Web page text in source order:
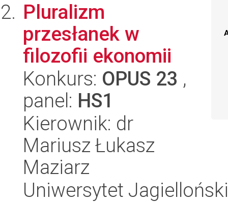
Pluralizm
przesłanek w
filozofii ekonomii
Konkurs: OPUS 23 ,
panel: HS1
Kierownik: dr
Mariusz Łukasz
Maziarz
Uniwersytet